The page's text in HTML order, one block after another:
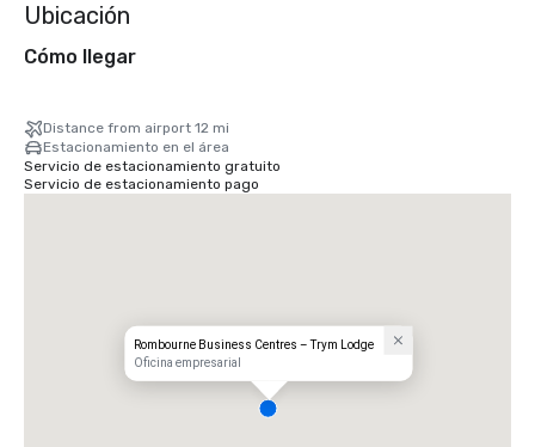
Ubicación
Cómo llegar
Distance from airport 12 mi
Estacionamiento en el área
Servicio de estacionamiento gratuito
Servicio de estacionamiento pago
Rombourne Business Centres – Trym Lodge
Oficina empresarial